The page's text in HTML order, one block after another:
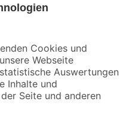
Aktionen mehr verpassen!